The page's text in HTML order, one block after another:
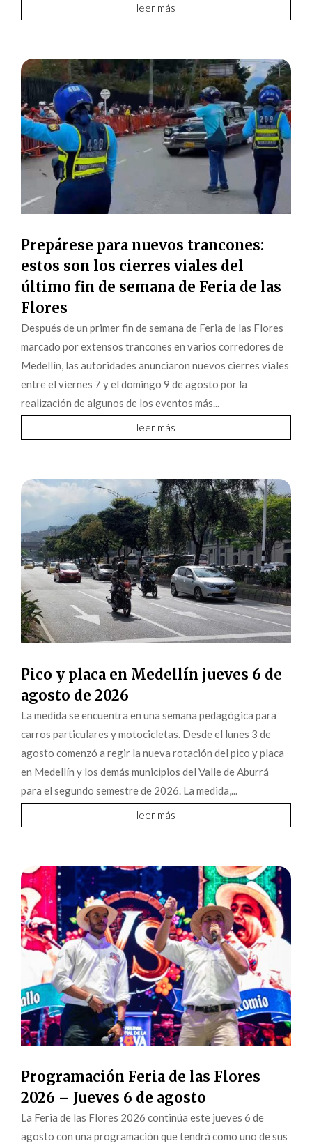
leer más
Prepárese para nuevos trancones:
estos son los cierres viales del
último fin de semana de Feria de las
Flores
Después de un primer fin de semana de Feria de las Flores
marcado por extensos trancones en varios corredores de
Medellín, las autoridades anunciaron nuevos cierres viales
entre el viernes 7 y el domingo 9 de agosto por la
realización de algunos de los eventos más...
leer más
Pico y placa en Medellín jueves 6 de
agosto de 2026
La medida se encuentra en una semana pedagógica para
carros particulares y motocicletas. Desde el lunes 3 de
agosto comenzó a regir la nueva rotación del pico y placa
en Medellín y los demás municipios del Valle de Aburrá
para el segundo semestre de 2026. La medida,...
leer más
Programación Feria de las Flores
2026 – Jueves 6 de agosto
La Feria de las Flores 2026 continúa este jueves 6 de
agosto con una programación que tendrá como uno de sus